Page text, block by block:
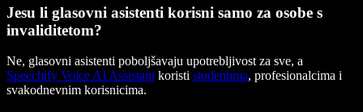
Jesu li glasovni asistenti korisni samo za osobe s
invaliditetom?
Ne, glasovni asistenti poboljšavaju upotrebljivost za sve, a
Speechify Voice AI Assistant koristi studentima, profesionalcima i
svakodnevnim korisnicima.